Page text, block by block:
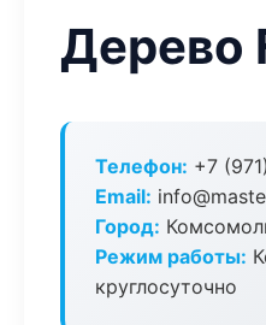
Дерево
Телефон: +7
Email:
Город:
Режим работы:
круглосуточно